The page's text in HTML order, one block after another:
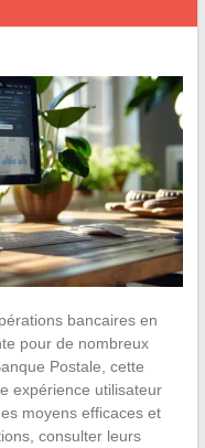
bancaires en
pour de nombreux
Postale, cette
expérience utilisateur
moyens efficaces et
consulter leurs